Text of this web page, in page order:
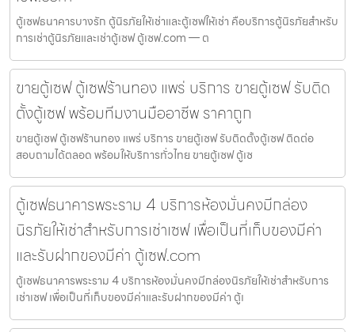
ตู้เซฟธนาคารบางรัก ตู้นิรภัยให้เช่าและตู้เซฟให้เช่า คือบริการตู้นิรภัยสำหรับ
การเช่าตู้นิรภัยและเช่าตู้เซฟ ตู้เซฟ.com — ต
ขายตู้เซฟ ตู้เซฟร้านทอง แพร่ บริการ ขายตู้เซฟ รับติด
ตั้งตู้เซฟ พร้อมทีมงานมืออาชีพ ราคาถูก
ขายตู้เซฟ ตู้เซฟร้านทอง แพร่ บริการ ขายตู้เซฟ รับติดตั้งตู้เซฟ ติดต่อ
สอบถามได้ตลอด พร้อมให้บริการทั่วไทย ขายตู้เซฟ ตู้เซ
ตู้เซฟธนาคารพระราม 4 บริการห้องมั่นคงมีกล่อง
นิรภัยให้เช่าสำหรับการเช่าเซฟ เพื่อเป็นที่เก็บของมีค่า
และรับฝากของมีค่า ตู้เซฟ.com
ตู้เซฟธนาคารพระราม 4 บริการห้องมั่นคงมีกล่องนิรภัยให้เช่าสำหรับการ
เช่าเซฟ เพื่อเป็นที่เก็บของมีค่าและรับฝากของมีค่า ตู้เ